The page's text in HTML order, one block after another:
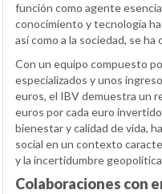
función como agente
conocimiento y tecnología
así como a la sociedad, se ha
Con un equipo compuesto
especializados y unos
euros, el IBV demuestra un
euros por cada euro
bienestar y calidad de vida,
social en un contexto
y la incertidumbre
Colaboraciones con